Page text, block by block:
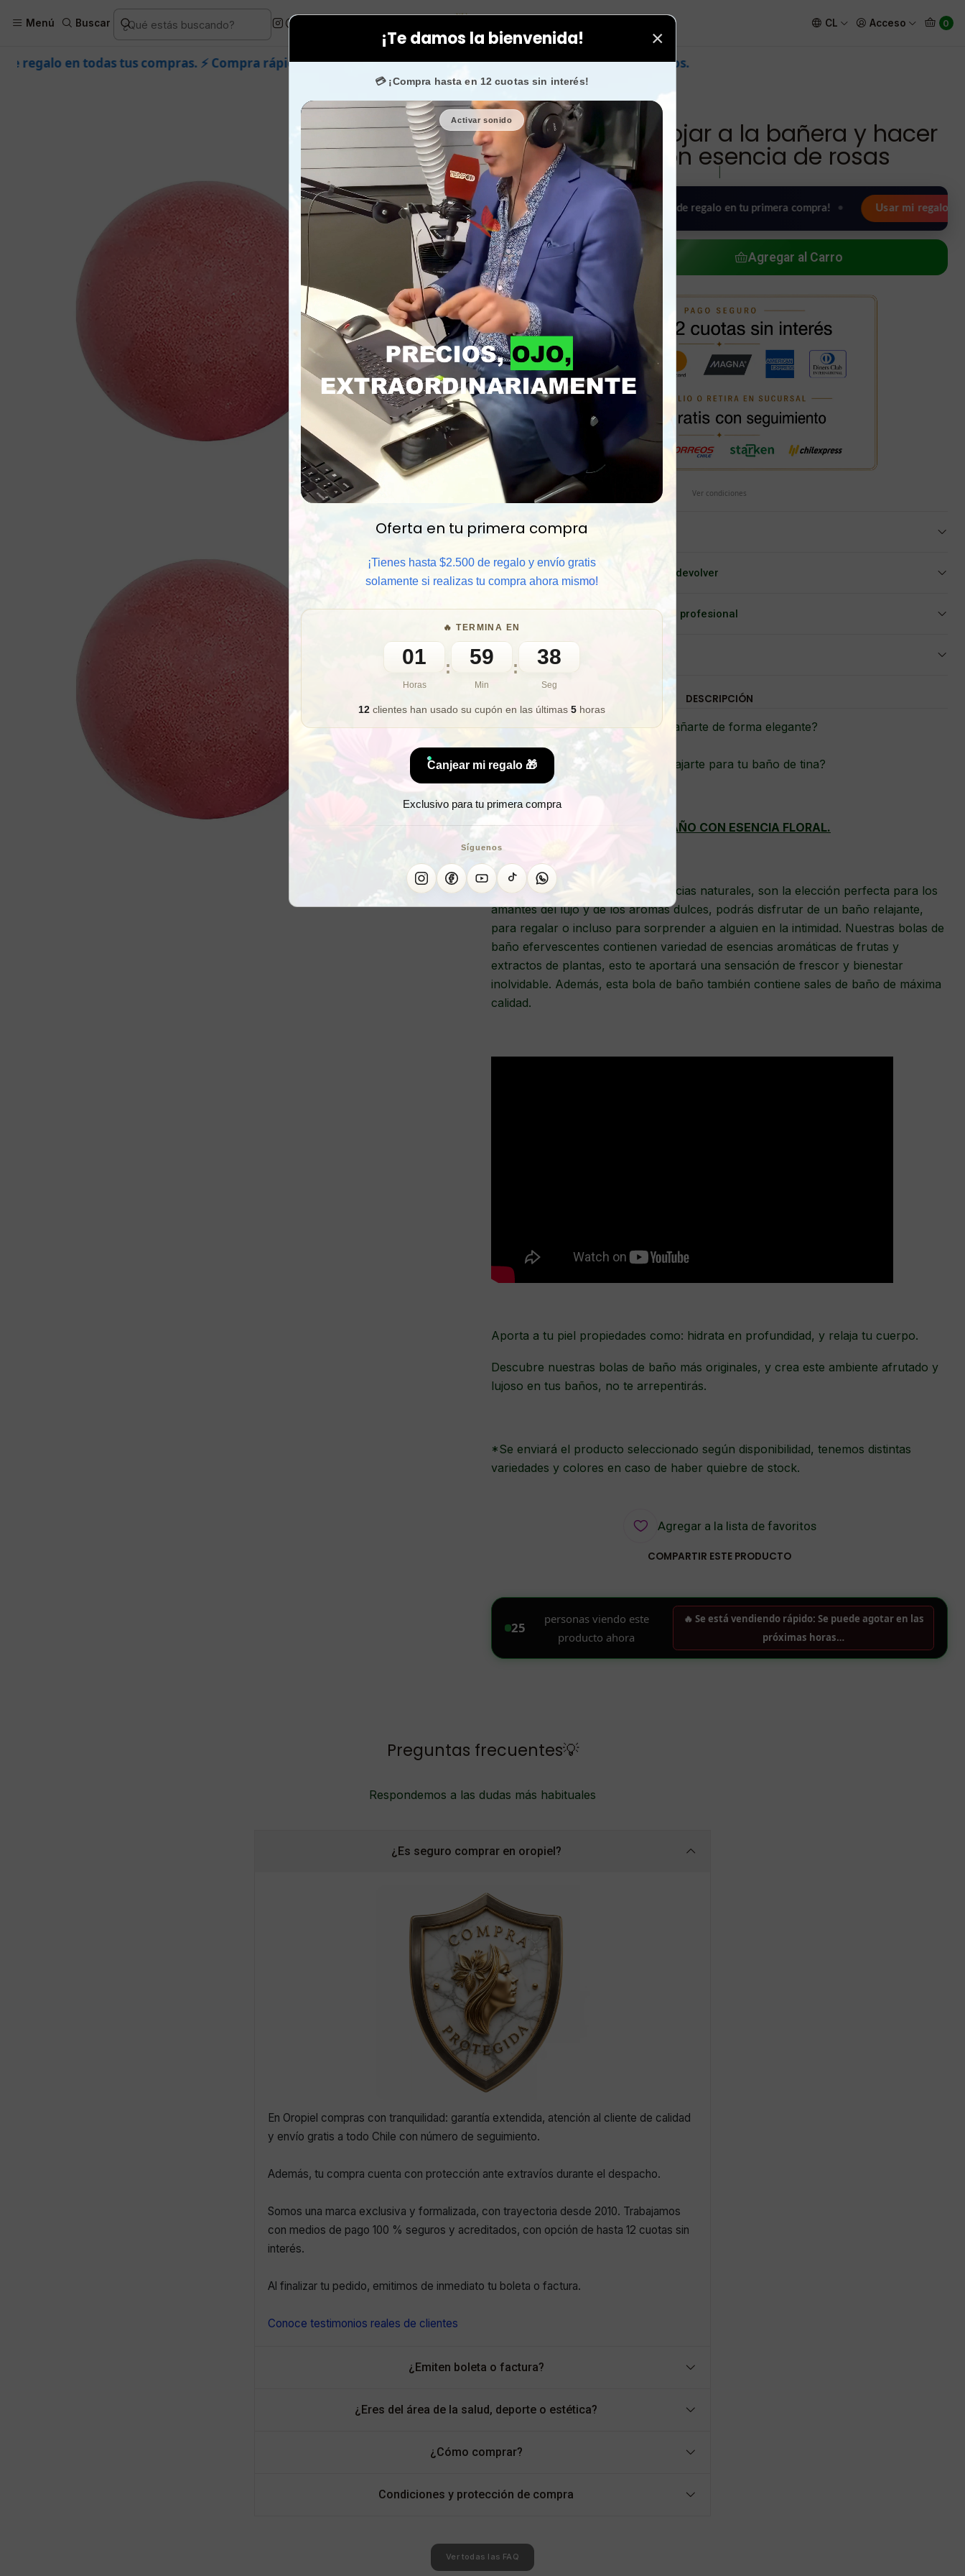
¡Te damos la bienvenida! ×
💳 ¡Compra hasta en 12 cuotas sin interés!
Activar sonido
Oferta en tu primera compra
¡Tienes hasta $2.500 de regalo y envío gratis
solamente si realizas tu compra ahora mismo!
🔥 TERMINA EN
01
Horas
: 59
Min
: 36
Seg
12 clientes han usado su cupón en las últimas 5 horas
Canjear mi regalo 🎁
Exclusivo para tu primera compra
Síguenos
Menú Buscar CL Acceso 0
Dermik Corporal Higiene personal Pelota para arrojar a la bañera y hacer espuma con esencia de rosas
⚡ Compra rápido y aprovecha. 💙 +50.000 fans enInstagramconfían en nosotros.
Pelota para arrojar a la bañera y hacer
espuma con esencia de rosas
🎉 Bienvenid@ 🔥 ¡Hasta $2.500 de regalo en tu primera compra! • Usar mi regalo ahora 🖤
Cantidad
Agregar al Carro
Ver condiciones
📦 Comprar al por mayor
⏰ Garantía 8 meses para cambiar o devolver
🧑‍💼 Atención al cliente y/o Asesoría profesional
🎁 Lo quiero para regalo
DESCRIPCIÓN
¿Buscas bañarte de forma elegante?
¿Quieres relajarte para tu baño de tina?
BOLA DE BAÑO CON ESENCIA FLORAL.
Nuestras bolas de baño con esencias naturales, son la elección perfecta para los
amantes del lujo y de los aromas dulces, podrás disfrutar de un baño relajante,
para regalar o incluso para sorprender a alguien en la intimidad. Nuestras bolas de
baño efervescentes contienen variedad de esencias aromáticas de frutas y
extractos de plantas, esto te aportará una sensación de frescor y bienestar
inolvidable. Además, esta bola de baño también contiene sales de baño de máxima
calidad.
Aporta a tu piel propiedades como: hidrata en profundidad, y relaja tu cuerpo.
Descubre nuestras bolas de baño más originales, y crea este ambiente afrutado y
lujoso en tus baños, no te arrepentirás.
*Se enviará el producto seleccionado según disponibilidad, tenemos distintas
variedades y colores en caso de haber quiebre de stock.
Agregar a la lista de favoritos
COMPARTIR ESTE PRODUCTO
Preguntas frecuentes💡
Respondemos a las dudas más habituales
¿Es seguro comprar en oropiel?
En Oropiel compras con tranquilidad: garantía extendida, atención al cliente de calidad
y envío gratis a todo Chile con número de seguimiento.
Además, tu compra cuenta con protección ante extravíos durante el despacho.
Somos una marca exclusiva y formalizada, con trayectoria desde 2010. Trabajamos
con medios de pago 100 % seguros y acreditados, con opción de hasta 12 cuotas sin
interés.
Al finalizar tu pedido, emitimos de inmediato tu boleta o factura.
Conoce testimonios reales de clientes
¿Emiten boleta o factura?
¿Eres del área de la salud, deporte o estética?
¿Cómo comprar?
Condiciones y protección de compra
Ver todas las FAQ